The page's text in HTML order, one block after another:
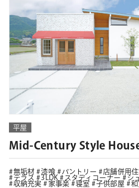
平屋
Mid-Century Style
無垢材 漆喰 パントリー 店舗併用
テラス
3LDK スタディコーナー
シ
収納充実
家事楽 寝室 子供部屋 和